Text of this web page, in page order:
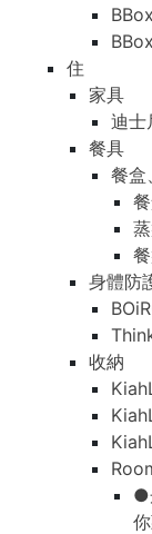
住
家具
迪士
餐具
餐盒
身體防
收納
●